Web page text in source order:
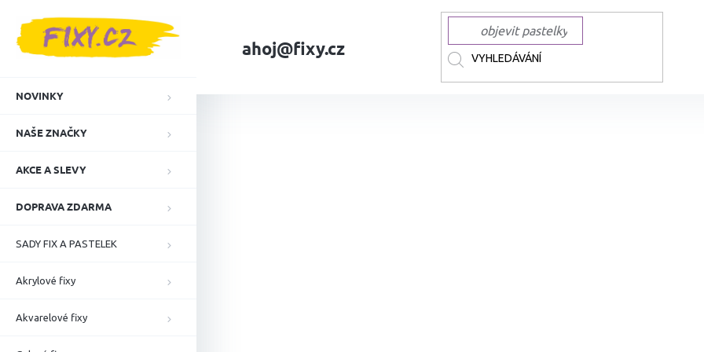
ahoj@fixy.cz
NOVINKY
NAŠE ZNAČKY
AKCE A SLEVY
DOPRAVA ZDARMA
SADY FIX A PASTELEK
Akrylové fixy
Akvarelové fixy